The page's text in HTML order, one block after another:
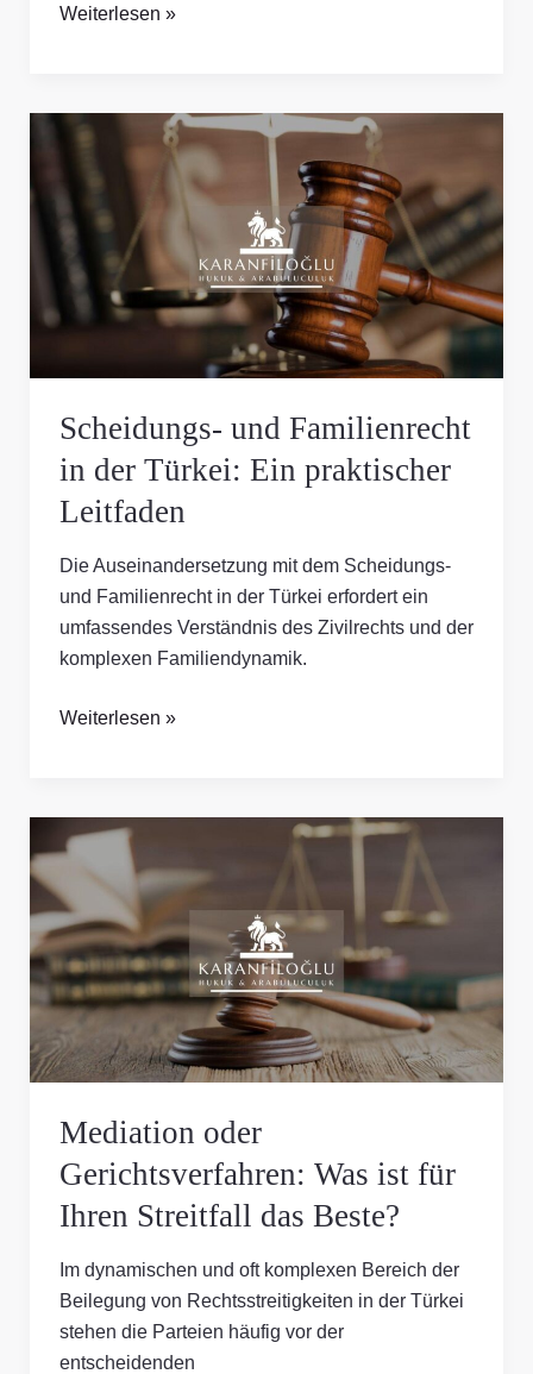
Weiterlesen »
Scheidungs- und Familienrecht
in der Türkei: Ein praktischer
Leitfaden
Die Auseinandersetzung mit dem Scheidungs-
und Familienrecht in der Türkei erfordert ein
umfassendes Verständnis des Zivilrechts und der
komplexen Familiendynamik.
Scheidungs-
Familienrecht
in
der
Türkei:
Ein
Leitfaden
Weiterlesen »
Mediation oder
Gerichtsverfahren: Was ist für
Ihren Streitfall das Beste?
Im dynamischen und oft komplexen Bereich der
Beilegung von Rechtsstreitigkeiten in der Türkei
stehen die Parteien häufig vor der
entscheidenden
Mediation
oder
Gerichtsverfahren:
Was
ist
für
Ihren
Streitfall
das